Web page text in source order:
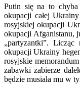
Putin się na to
okupacji całej
rosyjskiej okupacji
okupacji Afganistanu,
„partyzantki”.
okupacji Ukrainy
rosyjskie
zabawki zabierze
będzie musiała mu w